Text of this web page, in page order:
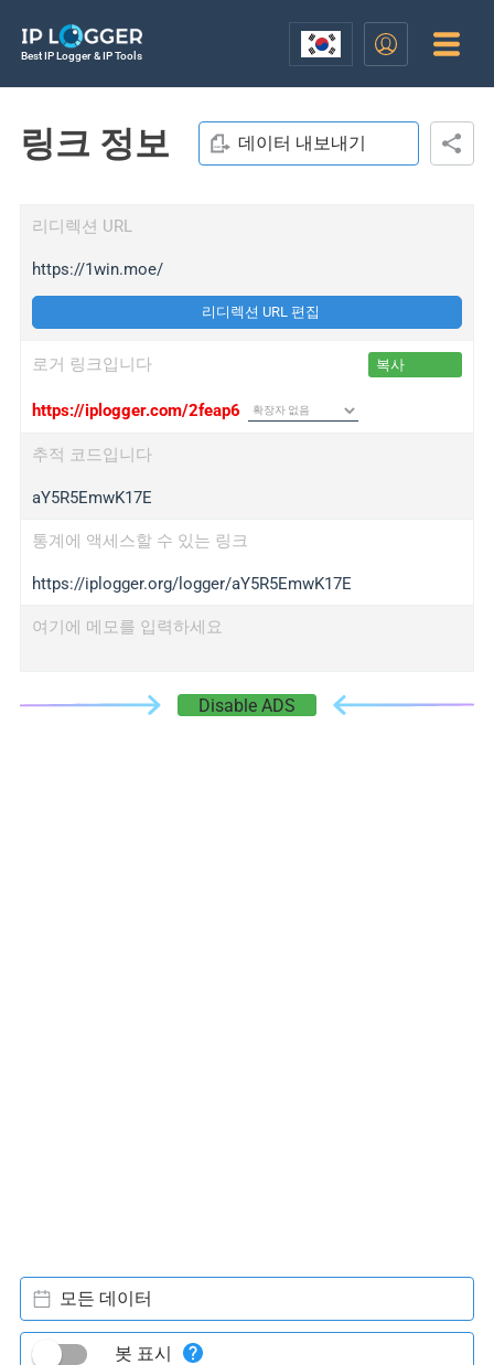
Best IP Logger & IP Tools
링크 정보 데이터 내보내기
리디렉션 URL
https://1win.moe/
리디렉션 URL 편집
로거 링크입니다 복사
https://iplogger.com/2feap6
추적 코드입니다
aY5R5EmwK17E
통계에 액세스할 수 있는 링크
https://iplogger.org/logger/aY5R5EmwK17E
여기에 메모를 입력하세요
Disable ADS
모든 데이터
봇 표시